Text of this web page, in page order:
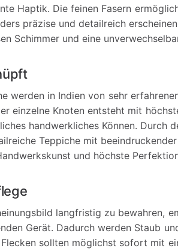
Haptik. Die feinen Fasern
präzise und detailreich
Schimmer und eine
werden in Indien von sehr
einzelne Knoten entsteht mit
handwerkliches Können. Durch
Teppiche mit
und höchste
langfristig zu bewahren,
Gerät. Dadurch werden Staub
sollten möglichst sofort mit